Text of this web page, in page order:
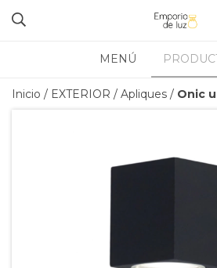
MENÚ
Inicio / EXTERIOR / Apliques / Onic